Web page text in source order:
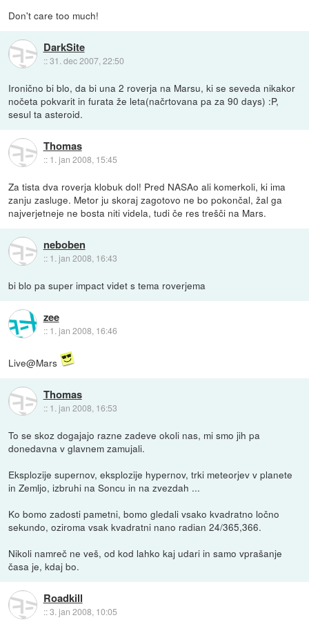
Don't care too much!
DarkSite
::31. dec 2007, 22:50
Ironično bi blo, da bi una 2 roverja na Marsu, ki se seveda nikakor
nočeta pokvarit in furata že leta(načrtovana pa za 90 days) :P,
sesul ta asteroid.
Thomas
:: 1. jan 2008, 15:45
Za tista dva roverja klobuk dol! Pred NASAo ali komerkoli, ki ima
zanju zasluge. Metor ju skoraj zagotovo ne bo pokončal, žal ga
najverjetneje ne bosta niti videla, tudi če res trešči na Mars.
neboben
:: 1. jan 2008, 16:43
bi blo pa super impact videt s tema roverjema
zee
:: 1. jan 2008, 16:46
Live@Mars
Thomas
:: 1. jan 2008, 16:53
To se skoz dogajajo razne zadeve okoli nas, mi smo jih pa
donedavna v glavnem zamujali.
Eksplozije supernov, eksplozije hypernov, trki meteorjev v planete
in Zemljo, izbruhi na Soncu in na zvezdah ...
Ko bomo zadosti pametni, bomo gledali vsako kvadratno ločno
sekundo, oziroma vsak kvadratni nano radian 24/365,366.
Nikoli namreč ne veš, od kod lahko kaj udari in samo vprašanje
časa je, kdaj bo.
Roadkill
::3. jan 2008, 10:05